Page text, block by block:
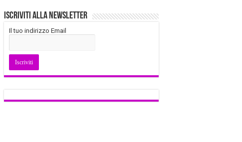
Iscriviti alla Newsletter
Il tuo indirizzo Email